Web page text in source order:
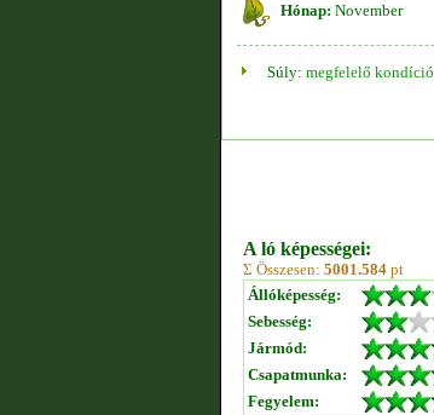
Hónap: November
Súly: megfelelő kondíció
A ló képességei:
Σ Összesen: 5001.584 pt
Állóképesség:
Sebesség:
Jármód:
Csapatmunka:
Fegyelem: